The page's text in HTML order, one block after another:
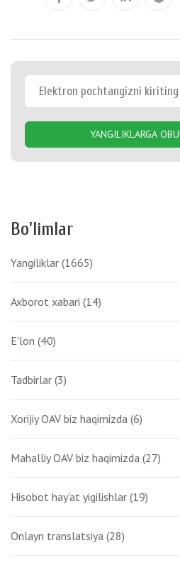
YANGILIKLARGA
Bo'limlar
Yangiliklar (1665)
Axborot xabari (14)
E'lon (40)
Tadbirlar (3)
Xorijiy OAV biz haqimizda (6)
Mahalliy OAV biz haqimizda (27)
Hisobot hay'at yigilishlar (19)
Onlayn translatsiya (28)